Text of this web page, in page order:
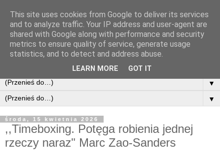
▼
▼
środa, 15 kwietnia 2026
,,Timeboxing. Potęga robienia jednej
rzeczy naraz" Marc Zao-Sanders
This site uses cookies from Google to deliver its services
and to analyze traffic. Your IP address and user-agent are
shared with Google along with performance and security
metrics to ensure quality of service, generate usage
statistics, and to detect and address abuse.
LEARN MORE GOT IT